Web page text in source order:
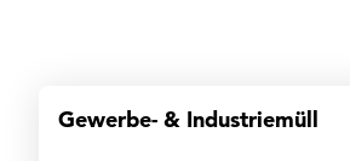
Gewerbe- & Industriemüll